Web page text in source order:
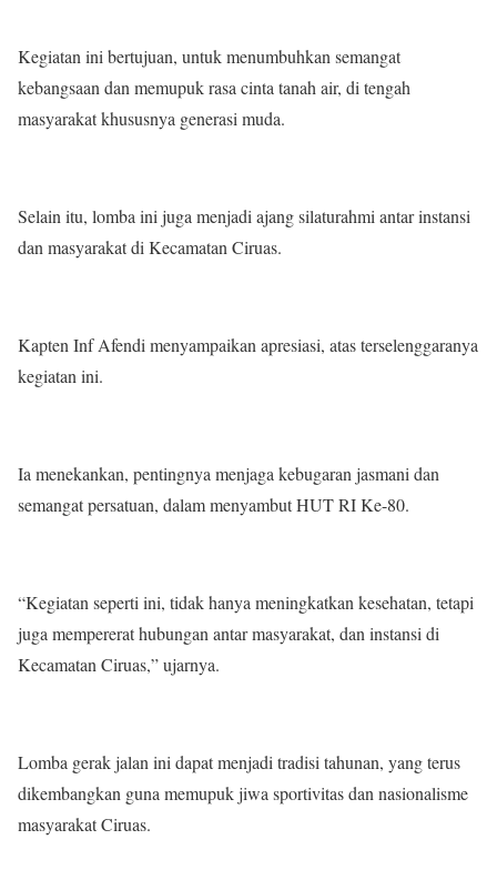
Kegiatan ini bertujuan, untuk menumbuhkan semangat
kebangsaan dan memupuk rasa cinta tanah air, di tengah
masyarakat khususnya generasi muda.
Selain itu, lomba ini juga menjadi ajang silaturahmi antar instansi
dan masyarakat di Kecamatan Ciruas.
Kapten Inf Afendi menyampaikan apresiasi, atas terselenggaranya
kegiatan ini.
Ia menekankan, pentingnya menjaga kebugaran jasmani dan
semangat persatuan, dalam menyambut HUT RI Ke-80.
“Kegiatan seperti ini, tidak hanya meningkatkan kesehatan, tetapi
juga mempererat hubungan antar masyarakat, dan instansi di
Kecamatan Ciruas,” ujarnya.
Lomba gerak jalan ini dapat menjadi tradisi tahunan, yang terus
dikembangkan guna memupuk jiwa sportivitas dan nasionalisme
masyarakat Ciruas.